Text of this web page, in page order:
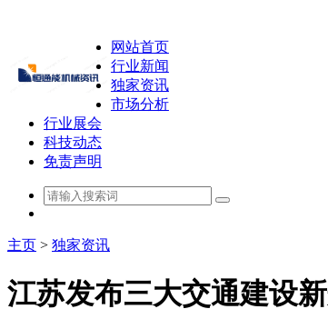
网站首页
行业新闻
独家资讯
市场分析
行业展会
科技动态
免责声明
主页 > 独家资讯
江苏发布三大交通建设